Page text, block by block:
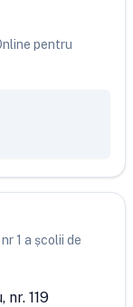
pentru
1 a școlii de
nr. 119